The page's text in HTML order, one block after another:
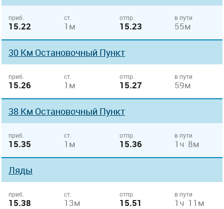
приб.
15.22
ст.
1м
отпр.
15.23
в пути
55м
30 Км Остановочный Пункт
приб.
15.26
ст.
1м
отпр.
15.27
в пути
59м
38 Км Остановочный Пункт
приб.
15.35
ст.
1м
отпр.
15.36
в пути
1ч 8м
Ляды
приб.
15.38
ст.
13м
отпр.
15.51
в пути
1ч 11м